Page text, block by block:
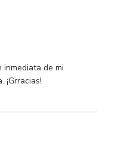
inmediata de mi
¡Grracias!
Excelente Servicio,